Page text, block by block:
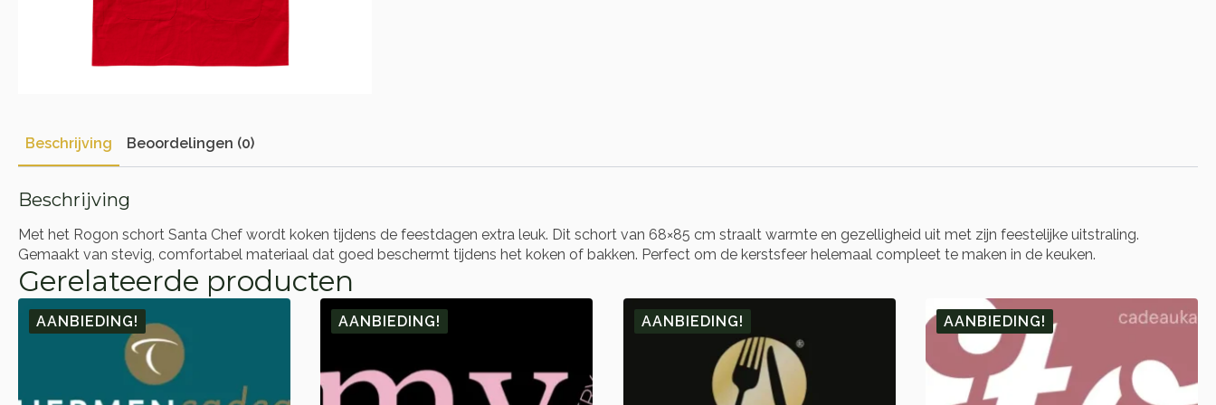
Beschrijving Beoordelingen (0)
Beschrijving
Met het Rogon schort Santa Chef wordt koken tijdens de feestdagen extra leuk. Dit schort van 68×85 cm straalt warmte en gezelligheid uit met zijn feestelijke uitstraling.
Gemaakt van stevig, comfortabel materiaal dat goed beschermt tijdens het koken of bakken. Perfect om de kerstsfeer helemaal compleet te maken in de keuken.
Gerelateerde producten
AANBIEDING! AANBIEDING! AANBIEDING! AANBIEDING!